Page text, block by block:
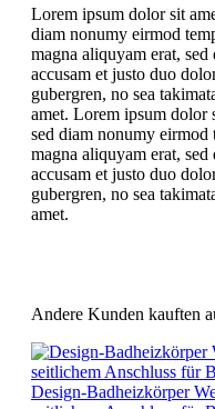
Lorem ipsum dolor sit
diam nonumy eirmod
magna aliquyam erat,
accusam et justo duo
gubergren, no sea
amet. Lorem ipsum dolor
sed diam nonumy
magna aliquyam erat,
accusam et justo duo
gubergren, no sea
amet.
Andere Kunden kauften
Design-Badheizkörper